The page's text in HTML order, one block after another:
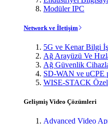
Modüler IPC
Network ve İletişim
5G ve Kenar Bilgi
Ağ Arayüzü Ve
Ağ Güvenlik
SD-WAN ve uCPE
WISE-STACK
Gelişmiş Video Çözümleri
Advanced Video